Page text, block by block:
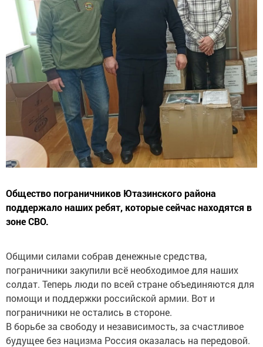
Общество пограничников Ютазинского района
поддержало наших ребят, которые сейчас находятся в
зоне СВО.
Общими силами собрав денежные средства,
пограничники закупили всё необходимое для наших
солдат. Теперь люди по всей стране объединяются для
помощи и поддержки российской армии. Вот и
пограничники не остались в стороне.
В борьбе за свободу и независимость, за счастливое
будущее без нацизма Россия оказалась на передовой.